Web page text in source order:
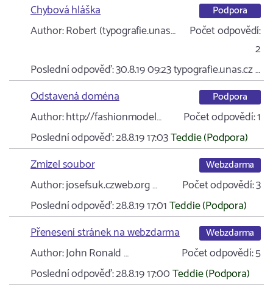
Chybová hláška
Podpora
Author:Robert (typografie.unas…
Počet odpovědí:
2
Poslední odpověď:30.8.19 09:23typografie.unas.cz …
Odstavená doména
Podpora
Author:http://fashionmodel… Počet odpovědí:1
Poslední odpověď:28.8.19 17:03Teddie (Podpora)
Zmizel soubor
Webzdarma
Author:josefsuk.czweb.org … Počet odpovědí:3
Poslední odpověď:28.8.19 17:01Teddie (Podpora)
Přenesení stránek na webzdarma
Webzdarma
Author:John Ronald … Počet odpovědí:5
Poslední odpověď:28.8.19 17:00Teddie (Podpora)